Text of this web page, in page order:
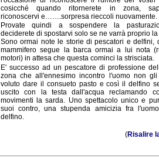
cosicché quando ritornerete in zona,
riconoscervi e…….sorpresa rieccoli nuovamente.
Provate quindi a sospendere la
deciderete di spostarvi solo se ne varrà proprio
Sono ormai note le storie di pescatori e delfini,
mammifero segue la barca ormai a lui nota
motori) in attesa che questa cominci la strisciata.
E' successo ad un pescatore di professione
zona che all'ennesimo incontro l'uomo non
voluto dare il consueto pasto e così il delfino
uscito con la testa dall'acqua reclamando
movimenti la sarda. Uno spettacolo unico e
suoi contro, una stupenda amicizia fra
delfino.
(Risalire